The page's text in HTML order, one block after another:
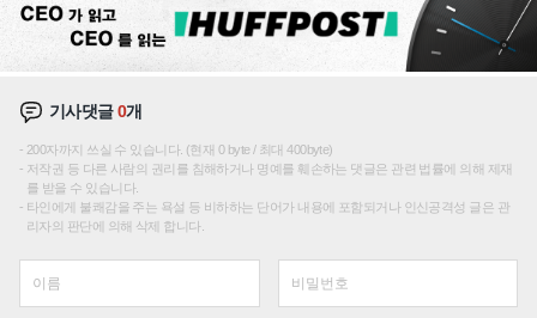
기사댓글0개
200자까지 쓰실 수 있습니다. (현재 0 byte / 최대 400byte)
저작권 등 다른 사람의 권리를 침해하거나 명예를 훼손하는 댓글은 관련 법률에 의해 제재
를 받을 수 있습니다.
타인에게 불쾌감을 주는 욕설 등 비하하는 단어가 내용에 포함되거나 인신공격성 글은 관
리자의 판단에 의해 삭제 합니다.